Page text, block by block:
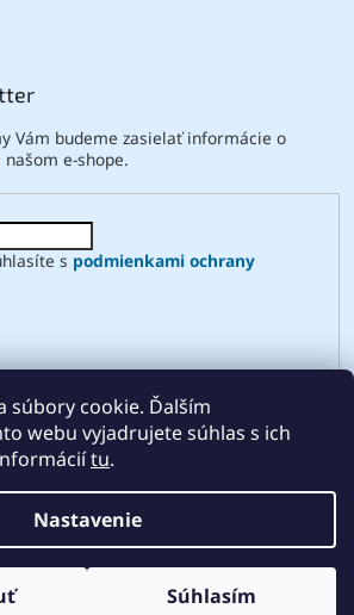
súbory cookie. Ďalším
webu vyjadrujete súhlas s ich
tu.
Nastavenie
Súhlasím
Vám budeme zasielať informácie o
e-shope.
s podmienkami ochrany
Vytvoril Shoptet
ABSE. Všetky práva vyhradené.